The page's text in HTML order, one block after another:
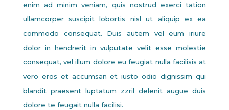
enim ad minim veniam, quis nostrud exerci tation
ullamcorper suscipit lobortis nisl ut aliquip ex ea
commodo consequat. Duis autem vel eum iriure
dolor in hendrerit in vulputate velit esse molestie
consequat, vel illum dolore eu feugiat nulla facilisis at
vero eros et accumsan et iusto odio dignissim qui
blandit praesent luptatum zzril delenit augue duis
dolore te feugait nulla facilisi.